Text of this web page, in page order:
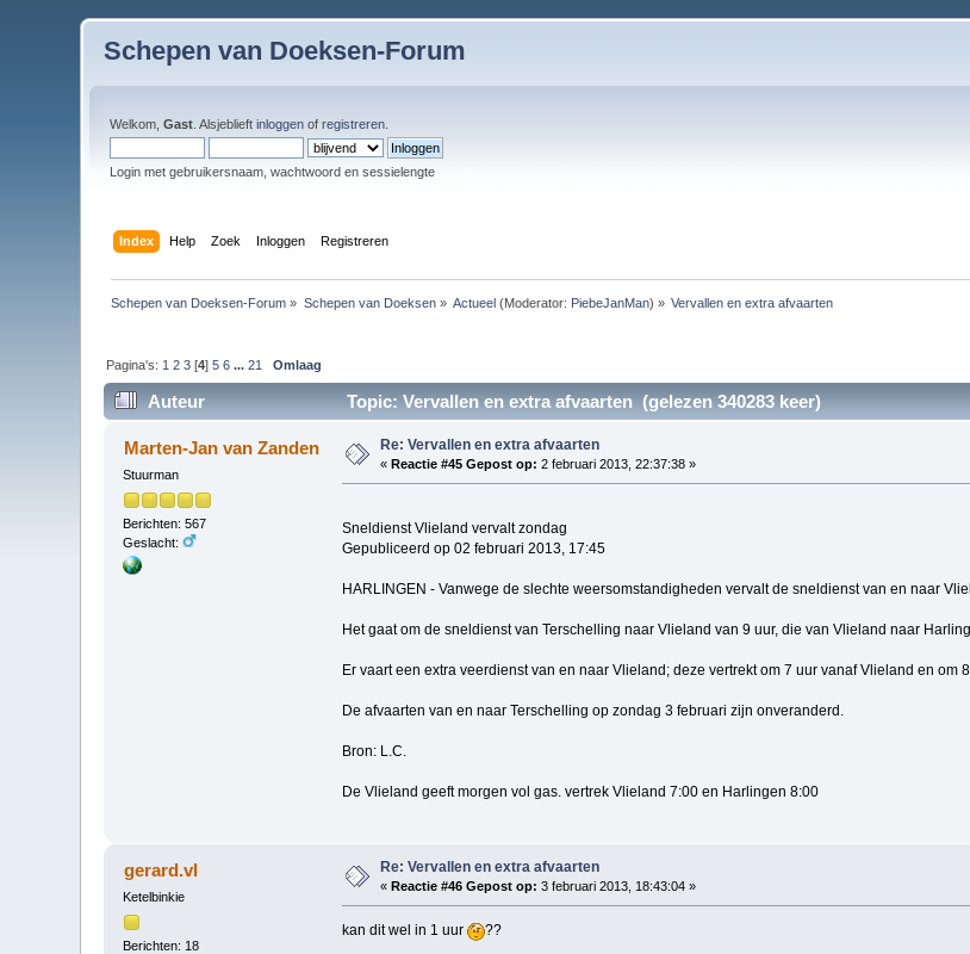
Schepen van Doeksen-Forum
Welkom,Gast . Alsjeblieftinloggen ofregistreren
Login met gebruikersnaam, wachtwoord en sessielengte
Index Help Zoek Inloggen Registreren
Schepen van Doeksen-Forum » Schepen van Doeksen» Actueel (Moderator: PiebeJanMan) » Vervallen en extra afvaarten
Pagina's: 1 2 3 [4]5 6 ...21 Omlaag
Auteur Topic: Vervallen en extra afvaarten (gelezen 340283 keer)
Marten-Jan van Zanden
Stuurman
Berichten: 567
Geslacht:
Re: Vervallen en extra afvaarten
« Reactie #45 Gepost op: 2 februari 2013, 22:37:38 »
Sneldienst Vlieland vervalt zondag
Gepubliceerd op 02 februari 2013, 17:45
HARLINGEN - Vanwege de slechte weersomstandigheden vervalt de sneldienst van en naar
Het gaat om de sneldienst van Terschelling naar Vlieland van 9 uur, die van Vlieland naar
Er vaart een extra veerdienst van en naar Vlieland; deze vertrekt om 7 uur vanaf Vlieland en om
De afvaarten van en naar Terschelling op zondag 3 februari zijn onveranderd.
Bron: L.C.
De Vlieland geeft morgen vol gas. vertrek Vlieland 7:00 en Harlingen 8:00
gerard.vl
Ketelbinkie
Berichten: 18
Re: Vervallen en extra afvaarten
« Reactie #46 Gepost op: 3 februari 2013, 18:43:04 »
kan dit wel in 1 uur ??